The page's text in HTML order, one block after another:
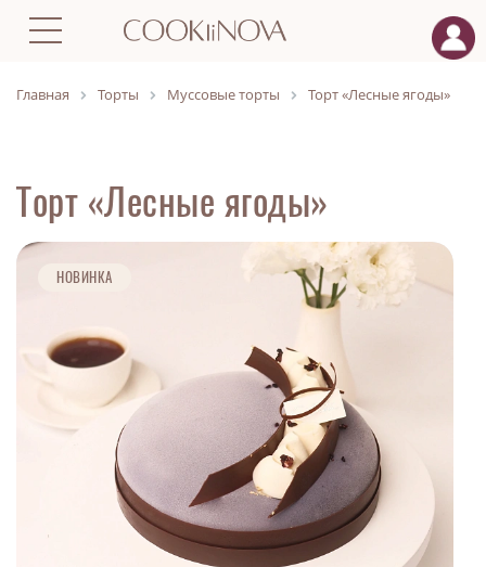
Главная Торты Муссовые торты Торт «Лесные ягоды»
Торт «Лесные ягоды»
НОВИНКА